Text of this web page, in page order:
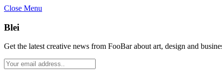
Close Menu
Blei
Get the latest creative news from FooBar about art, design and